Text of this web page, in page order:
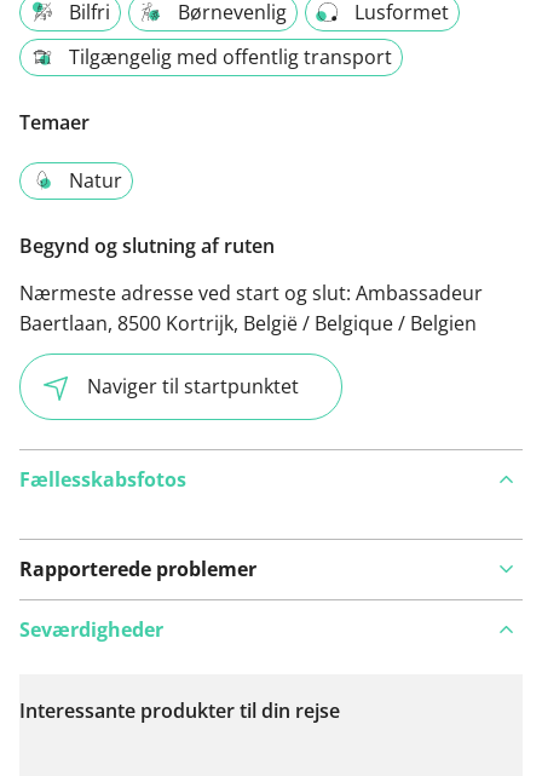
Bilfri Børnevenlig
Lusformet
Tilgængelig med offentlig transport
Temaer
Natur
Begynd og slutning af ruten
Nærmeste adresse ved start og slut: Ambassadeur
Baertlaan, 8500 Kortrijk, België / Belgique / Belgien
Naviger til startpunktet
Fællesskabsfotos
Rapporterede problemer
Se på kort
Seværdigheder
Interessante produkter til din rejse